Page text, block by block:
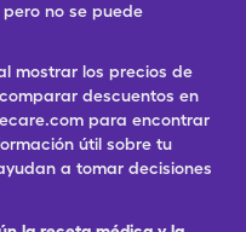
no se puede
mostrar los precios de
descuentos en
para encontrar
útil sobre tu
a tomar decisiones